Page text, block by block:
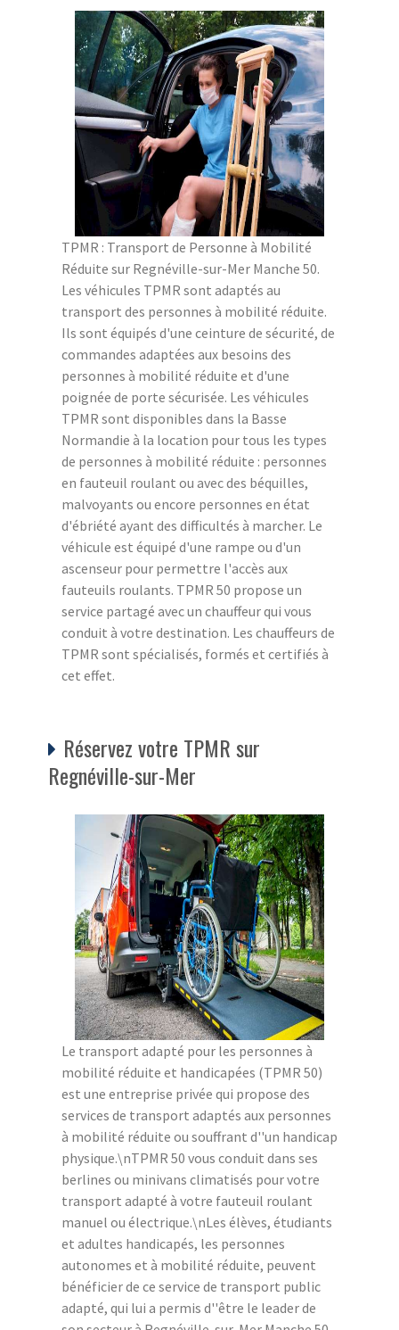
TPMR : Transport de Personne à Mobilité
Réduite sur Regnéville-sur-Mer Manche 50.
Les véhicules TPMR sont adaptés au
transport des personnes à mobilité réduite.
Ils sont équipés d'une ceinture de sécurité, de
commandes adaptées aux besoins des
personnes à mobilité réduite et d'une
poignée de porte sécurisée. Les véhicules
TPMR sont disponibles dans la Basse
Normandie à la location pour tous les types
de personnes à mobilité réduite : personnes
en fauteuil roulant ou avec des béquilles,
malvoyants ou encore personnes en état
d'ébriété ayant des difficultés à marcher. Le
véhicule est équipé d'une rampe ou d'un
ascenseur pour permettre l'accès aux
fauteuils roulants. TPMR 50 propose un
service partagé avec un chauffeur qui vous
conduit à votre destination. Les chauffeurs de
TPMR sont spécialisés, formés et certifiés à
cet effet.
Réservez votre TPMR sur
Regnéville-sur-Mer
Le transport adapté pour les personnes à
mobilité réduite et handicapées (TPMR 50)
est une entreprise privée qui propose des
services de transport adaptés aux personnes
à mobilité réduite ou souffrant d''un handicap
physique.\nTPMR 50 vous conduit dans ses
berlines ou minivans climatisés pour votre
transport adapté à votre fauteuil roulant
manuel ou électrique.\nLes élèves, étudiants
et adultes handicapés, les personnes
autonomes et à mobilité réduite, peuvent
bénéficier de ce service de transport public
adapté, qui lui a permis d''être le leader de